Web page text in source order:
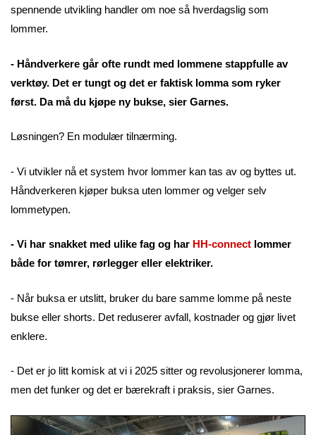
spennende utvikling handler om noe så hverdagslig som
lommer.
- Håndverkere går ofte rundt med lommene stappfulle av
verktøy. Det er tungt og det er faktisk lomma som ryker
først. Da må du kjøpe ny bukse, sier Garnes.
Løsningen? En modulær tilnærming.
- Vi utvikler nå et system hvor lommer kan tas av og byttes ut.
Håndverkeren kjøper buksa uten lommer og velger selv
lommetypen.
- Vi har snakket med ulike fag og har HH-connect lommer
både for tømrer, rørlegger eller elektriker.
- Når buksa er utslitt, bruker du bare samme lomme på neste
bukse eller shorts. Det reduserer avfall, kostnader og gjør livet
enklere.
- Det er jo litt komisk at vi i 2025 sitter og revolusjonerer lomma,
men det funker og det er bærekraft i praksis, sier Garnes.